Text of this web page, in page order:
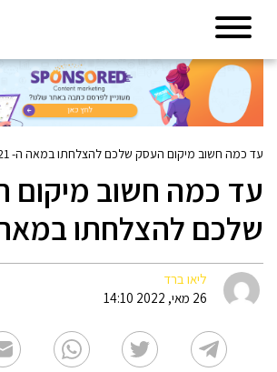
עד כמה חשוב מיקום העסק שלכם להצלחתו במאה ה- 21?
עד כמה חשוב מיקום
שלכם להצלחתו במאה ה-
ליאו ברד
26 מאי, 2022 14:10